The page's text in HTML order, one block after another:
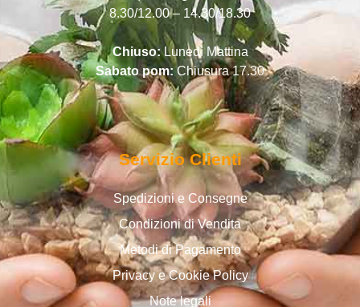
8.30/12.00 – 14.30/18.30
Chiuso:Lunedì Mattina
Sabato pom:Chiusura 17.30
Servizio Clienti
Spedizioni e Consegne
Condizioni di Vendita
Metodi di Pagamento
Privacy e Cookie Policy
Note legali